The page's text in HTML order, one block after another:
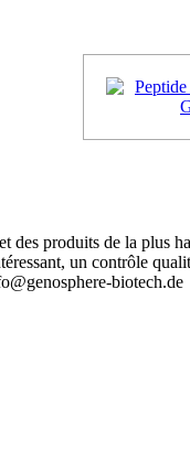
des produits de la plus
un contrôle
biotech.de